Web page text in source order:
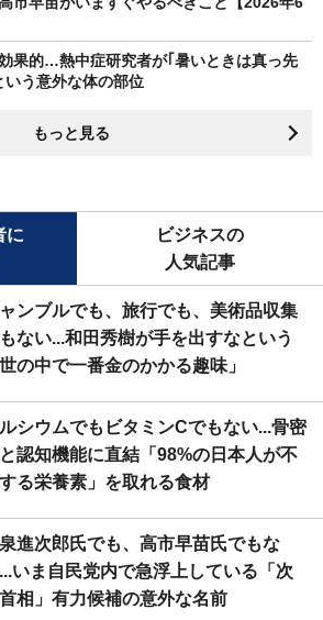
果的…熱中症研究者が｢暑いときは真っ先
いう意外な体の部位
もっと見る
に
ビジネスの
人気記事
ンブルでも、旅行でも、美術品収集
ない...和田秀樹が手を出すなという
世の中で一番金のかかる趣味」
シウムでもビタミンCでもない...骨密
認知機能に直結「98%の日本人が不
る栄養素」を取れる食材
進次郎氏でも、高市早苗氏でもな
いま自民党内で急浮上している「次
相」有力候補の意外な名前